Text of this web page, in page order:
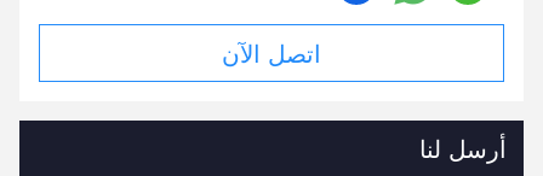
اتصل الآن
أرسل لنا